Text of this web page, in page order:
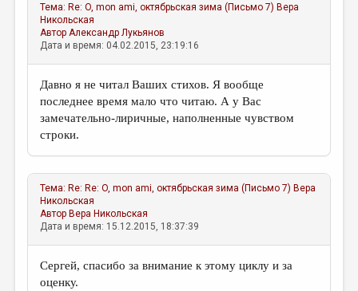
Тема: Re: O, mon ami, октябрьская зима (Письмо 7) Вера
Никольская
АвторАлександр Лукьянов
Дата и время: 04.02.2015, 23:19:16
Давно я не читал Ваших стихов. Я вообще
последнее время мало что читаю. А у Вас
замечательно-лиричные, наполненные чувством
строки.
Тема: Re: Re: O, mon ami, октябрьская зима (Письмо 7) Вера
Никольская
Автор Вера Никольская
Дата и время: 15.12.2015, 18:37:39
Сергей, спасибо за внимание к этому циклу и за
оценку.